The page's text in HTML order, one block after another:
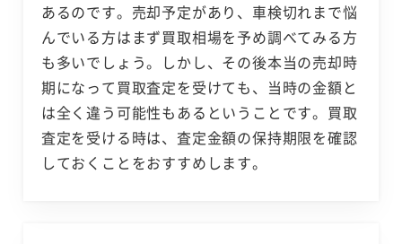
あるのです。売却予定があり、車検切れまで悩
んでいる方はまず買取相場を予め調べてみる方
も多いでしょう。しかし、その後本当の売却時
期になって買取査定を受けても、当時の金額と
は全く違う可能性もあるということです。買取
査定を受ける時は、査定金額の保持期限を確認
しておくことをおすすめします。